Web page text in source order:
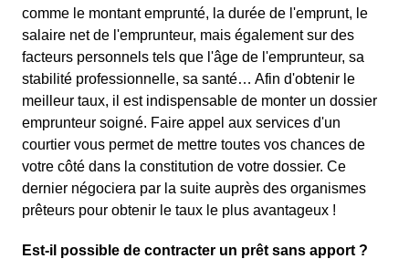
comme le montant emprunté, la durée de l'emprunt, le
salaire net de l'emprunteur, mais également sur des
facteurs personnels tels que l'âge de l'emprunteur, sa
stabilité professionnelle, sa santé… Afin d'obtenir le
meilleur taux, il est indispensable de monter un dossier
emprunteur soigné. Faire appel aux services d'un
courtier vous permet de mettre toutes vos chances de
votre côté dans la constitution de votre dossier. Ce
dernier négociera par la suite auprès des organismes
prêteurs pour obtenir le taux le plus avantageux !
Est-il possible de contracter un prêt sans apport ?